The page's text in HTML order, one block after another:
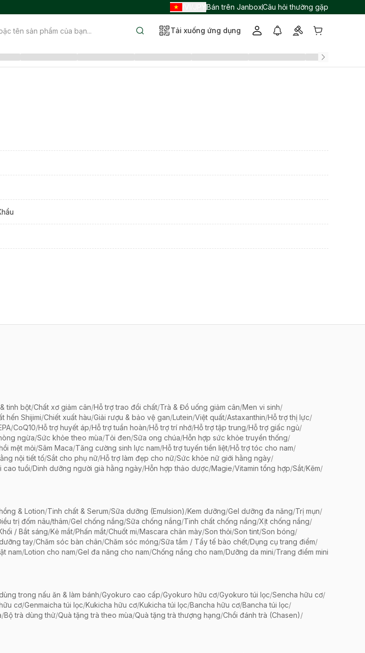
Bán trên JanboxCâu hỏi thường gặp
Tải xuống ứng dụng
tinh bột/Chất xơ giảm cân/Hỗ trợ trao đổi chất/Trà & Đồ uống giảm cân/Men vi sinh/
hến Shijimi/Chiết xuất hàu/Giải rượu & bảo vệ gan/Lutein/Việt quất/Astaxanthin/Hỗ trợ thị lực/
/CoQ10/Hỗ trợ huyết áp/Hỗ trợ tuần hoàn/Hỗ trợ trí nhớ/Hỗ trợ tập trung/Hỗ trợ giấc ngủ/
ngừa/Sức khỏe theo mùa/Tỏi đen/Sữa ong chúa/Hỗn hợp sức khỏe truyền thống/
mệt mỏi/Sâm Maca/Tăng cường sinh lực nam/Hỗ trợ tuyến tiền liệt/Hỗ trợ tóc cho nam/
nội tiết tố/Sắt cho phụ nữ/Hỗ trợ làm đẹp cho nữ/Sức khỏe nữ giới hằng ngày/
cao tuổi/Dinh dưỡng người già hằng ngày/Hỗn hợp thảo dược/Magie/Vitamin tổng hợp/Sắt/Kẽm/
& Lotion/Tinh chất & Serum/Sữa dưỡng (Emulsion)/Kem dưỡng/Gel dưỡng đa năng/Trị mụn/
trị đốm nâu/thâm/Gel chống nắng/Sữa chống nắng/Tinh chất chống nắng/Xịt chống nắng/
/ Bắt sáng/Kẻ mắt/Phấn mắt/Chuốt mi/Mascara chân mày/Son thỏi/Son tint/Son bóng/
tay/Chăm sóc bàn chân/Chăm sóc móng/Sữa tắm / Tẩy tế bào chết/Dụng cụ trang điểm/
nam/Lotion cho nam/Gel đa năng cho nam/Chống nắng cho nam/Dưỡng da mini/Trang điểm mini
trong nấu ăn & làm bánh/Gyokuro cao cấp/Gyokuro hữu cơ/Gyokuro túi lọc/Sencha hữu cơ/
cơ/Genmaicha túi lọc/Kukicha hữu cơ/Kukicha túi lọc/Bancha hữu cơ/Bancha túi lọc/
/Bộ trà dùng thử/Quà tặng trà theo mùa/Quà tặng trà thượng hạng/Chổi đánh trà (Chasen)/